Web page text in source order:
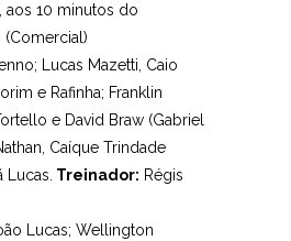
aos 10 minutos do
Lucas Mazetti, Caio
e Rafinha; Franklin
e David Braw (Gabriel
Caíque Trindade
Lucas. Treinador: Régis
Lucas; Wellington